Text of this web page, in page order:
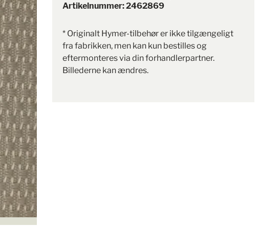
Artikelnummer: 2462869
* Originalt Hymer-tilbehør er ikke tilgængeligt
fra fabrikken, men kan kun bestilles og
eftermonteres via din forhandlerpartner.
Billederne kan ændres.